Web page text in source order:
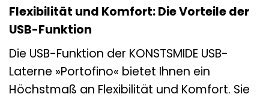
Flexibilität und Komfort: Die Vorteile der
USB-Funktion
Die USB-Funktion der KONSTSMIDE USB-
Laterne »Portofino« bietet Ihnen ein
Höchstmaß an Flexibilität und Komfort. Sie